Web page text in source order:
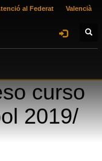
al Federat Valencià
curso
2019/